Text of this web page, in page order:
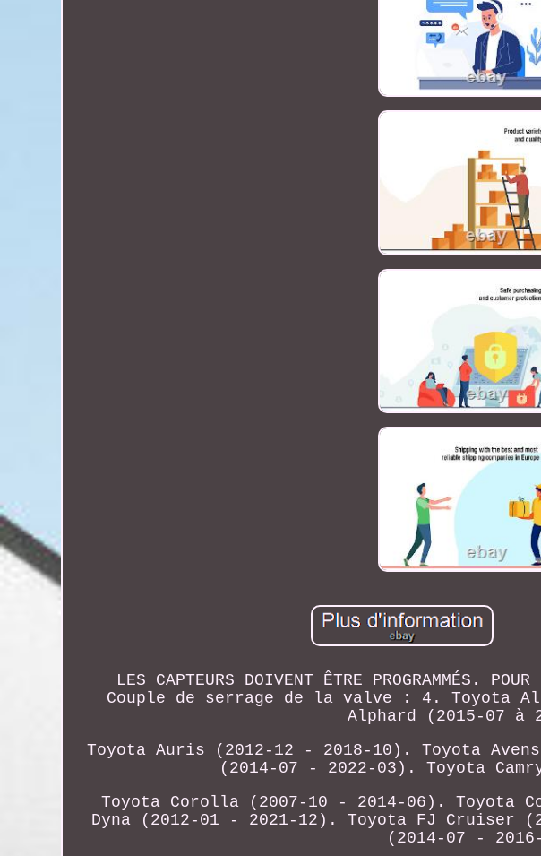
LES CAPTEURS DOIVENT ÊTRE PROGRAMMÉS.
Couple de serrage de la valve : 4. Toyota
Alphard (2015-07 à
Toyota Auris (2012-12 - 2018-10). Toyota
(2014-07 - 2022-03). Toyota
Toyota Corolla (2007-10 - 2014-06). Toyota
Dyna (2012-01 - 2021-12). Toyota FJ Cruiser
(2014-07 -